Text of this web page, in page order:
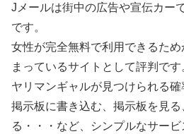
Jメールは街中の広告や宣伝カー
です。
女性が完全無料で利用できるた
まっているサイトとして評判で
ヤリマンギャルが見つけられる確
掲示板に書き込む、掲示板を見
る・・・など、シンプルなサー